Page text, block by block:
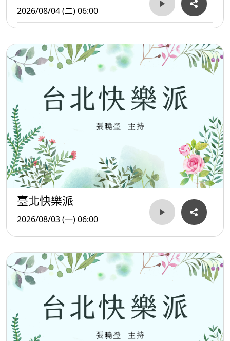
2026/08/04 (二) 06:00
臺北快樂派
2026/08/03 (一) 06:00